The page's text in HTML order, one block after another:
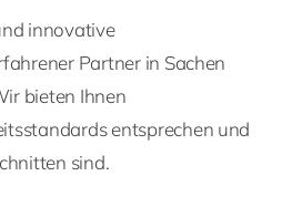
innovative
Partner in Sachen
bieten Ihnen
entsprechen und
sind.